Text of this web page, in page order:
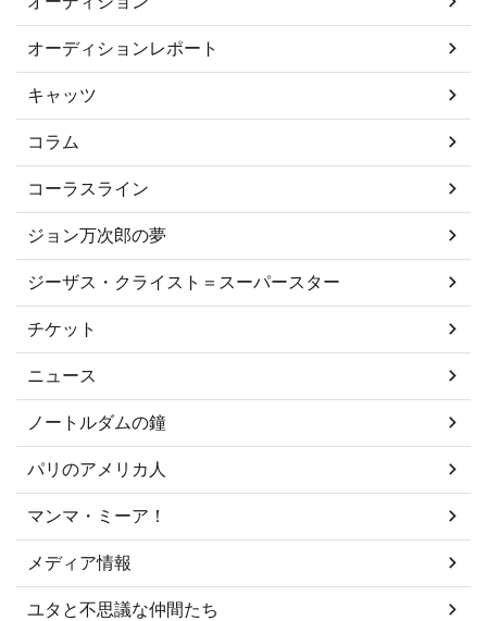
オーディションレポート
キャッツ
コラム
コーラスライン
ジョン万次郎の夢
ジーザス・クライスト＝スーパースター
チケット
ニュース
ノートルダムの鐘
パリのアメリカ人
マンマ・ミーア！
メディア情報
ユタと不思議な仲間たち